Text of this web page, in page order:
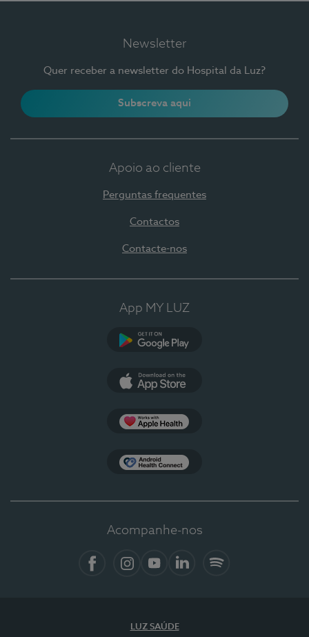
Newsletter
Quer receber a newsletter do Hospital da Luz?
Subscreva aqui
Apoio ao cliente
Perguntas frequentes
Contactos
Contacte-nos
App MY LUZ
Acompanhe-nos
LUZ SAÚDE